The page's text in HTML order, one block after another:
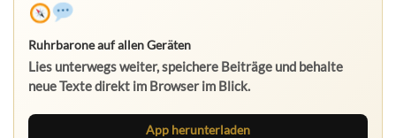
Ruhrbarone auf allen Geräten
Lies unterwegs weiter, speichere Beiträge und behalte
neue Texte direkt im Browser im Blick.
App herunterladen